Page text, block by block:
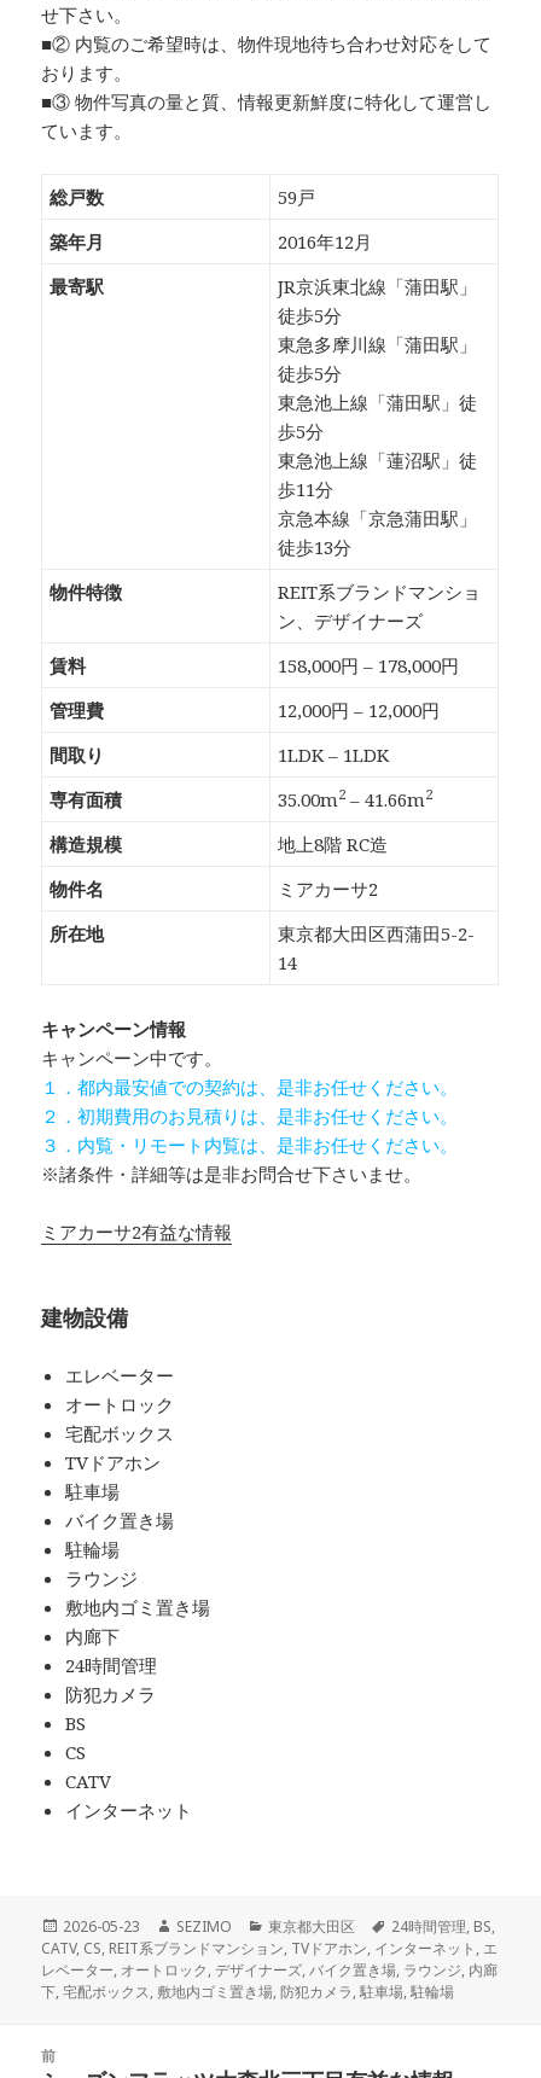
せ下さい。
■② 内覧のご希望時は、物件現地待ち合わせ対応をして
おります。
■③ 物件写真の量と質、情報更新鮮度に特化して運営し
ています。
総戸数
59戸
築年月
2016年12月
最寄駅
JR京浜東北線「蒲田駅」
徒歩5分
東急多摩川線「蒲田駅」
徒歩5分
東急池上線「蒲田駅」徒
歩5分
東急池上線「蓮沼駅」徒
歩11分
京急本線「京急蒲田駅」
徒歩13分
物件特徴
REIT系ブランドマンショ
ン、デザイナーズ
賃料
158,000円 – 178,000円
管理費
12,000円 – 12,000円
間取り
1LDK – 1LDK
専有面積
35.00m2 – 41.66m2
構造規模
地上8階 RC造
物件名
ミアカーサ2
所在地
東京都大田区西蒲田5-2-
14
キャンペーン情報
キャンペーン中です。
１．都内最安値での契約は、是非お任せください。
２．初期費用のお見積りは、是非お任せください。
３．内覧・リモート内覧は、是非お任せください。
※諸条件・詳細等は是非お問合せ下さいませ。
ミアカーサ2有益な情報
建物設備
エレベーター
オートロック
宅配ボックス
TVドアホン
駐車場
バイク置き場
駐輪場
ラウンジ
敷地内ゴミ置き場
内廊下
24時間管理
防犯カメラ
BS
CS
CATV
インターネット
投
稿
日:
2026-05-23
作
成
者
SEZIMO
カ
テ
ゴ
リ
東京都大田区
タ
グ
24時間管理, BS,
CATV, CS, REIT系ブランドマンション, TVドアホン, インターネット , エ
レベーター, オートロック,デザイナーズ,バイク置き場, ラウンジ, 内廊
下,宅配ボックス, 敷地内ゴミ置き場,防犯カメラ,駐車場,駐輪場
前